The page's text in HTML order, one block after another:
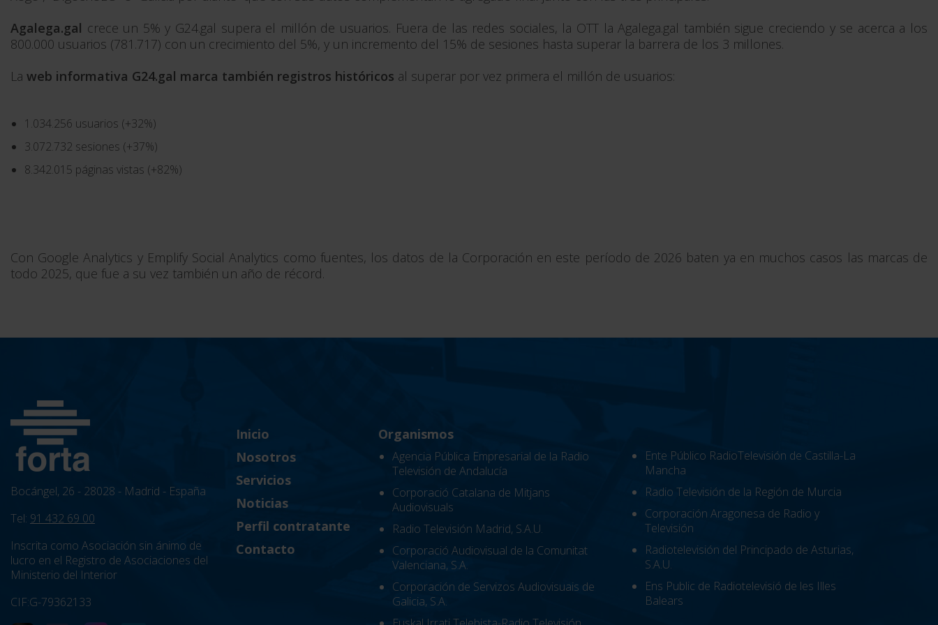
Agalega.gal crece un 5% y G24.gal supera el millón de usuarios. Fuera de las redes sociales, la OTT la Agalega.gal también sigue creciendo y se acerca a los
800.000 usuarios (781.717) con un crecimiento del 5%, y un incremento del 15% de sesiones hasta superar la barrera de los 3 millones.
La web informativa G24.gal marca también registros históricos al superar por vez primera el millón de usuarios:
1.034.256 usuarios (+32%)
3.072.732 sesiones (+37%)
8.342.015 páginas vistas (+82%)
Con Google Analytics y Emplify Social Analytics como fuentes, los datos de la Corporación en este período de 2026 baten ya en muchos casos las marcas de
todo 2025, que fue a su vez también un año de récord.
Bocángel, 26 - 28028 - Madrid - España
Tel: 91 432 69 00
Inscrita como Asociación sin ánimo de
lucro en el Registro de Asociaciones del
Ministerio del Interior
CIF:G-79362133
Inicio
Nosotros
Servicios
Noticias
Perfil contratante
Contacto
Organismos
Agencia Pública Empresarial de la Radio
Televisión de Andalucía
Corporació Catalana de Mitjans
Audiovisuals
Radio Televisión Madrid, S.A.U.
Corporació Audiovisual de la Comunitat
Valenciana, S.A.
Corporación de Servizos Audiovisuais de
Galicia, S.A.
Ente Público RadioTelevisión de Castilla-La
Mancha
Radio Televisión de la Región de Murcia
Corporación Aragonesa de Radio y
Televisión
Radiotelevisión del Principado de Asturias,
S.A.U.
Ens Public de Radiotelevisió de les Illes
Balears